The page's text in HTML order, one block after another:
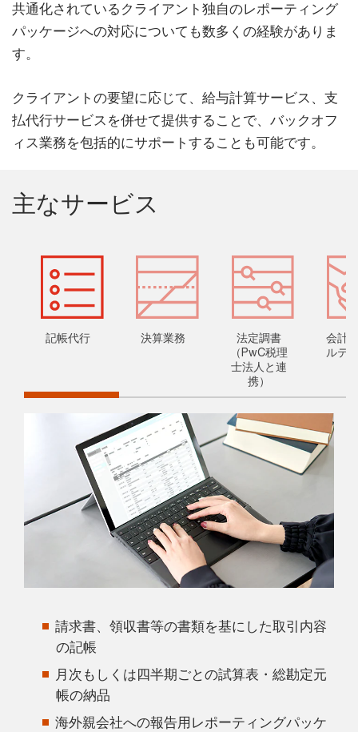
共通化されているクライアント独自のレポーティング
パッケージへの対応についても数多くの経験がありま
す。
クライアントの要望に応じて、給与計算サービス、支
払代行サービスを併せて提供することで、バックオフ
ィス業務を包括的にサポートすることも可能です。
主なサービス
記帳代行 決算業務
法定調書
（PwC税理
士法人と連
携）
会計
ルテ
請求書、領収書等の書類を基にした取引内容
の記帳
月次もしくは四半期ごとの試算表・総勘定元
帳の納品
海外親会社への報告用レポーティングパッケ